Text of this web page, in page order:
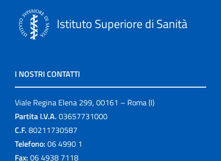
Istituto Superiore di Sanità
I NOSTRI CONTATTI
Viale Regina Elena 299, 00161 – Roma (I)
Partita I.V.A. 03657731000
C.F. 80211730587
Telefono: 06 4990 1
Fax: 06 4938 7118